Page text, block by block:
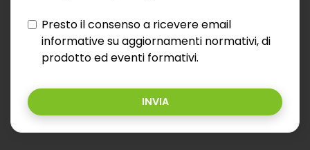
Presto il consenso a ricevere email
informative su aggiornamenti normativi, di
prodotto ed eventi formativi.
INVIA